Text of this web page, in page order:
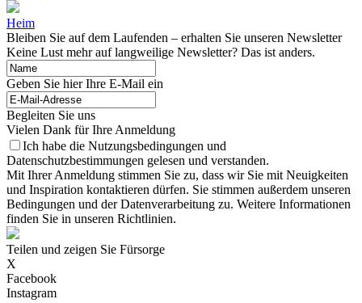
Heim
Bleiben Sie auf dem Laufenden – erhalten Sie unseren Newsletter
Keine Lust mehr auf langweilige Newsletter? Das ist anders.
Geben Sie hier Ihre E-Mail ein
Begleiten Sie uns
Vielen Dank für Ihre Anmeldung
Ich habe die Nutzungsbedingungen und
Datenschutzbestimmungen gelesen und verstanden.
Mit Ihrer Anmeldung stimmen Sie zu, dass wir Sie mit Neuigkeiten
und Inspiration kontaktieren dürfen. Sie stimmen außerdem unseren
Bedingungen und der Datenverarbeitung zu. Weitere Informationen
finden Sie in unseren Richtlinien.
Teilen und zeigen Sie Fürsorge
X
Facebook
Instagram